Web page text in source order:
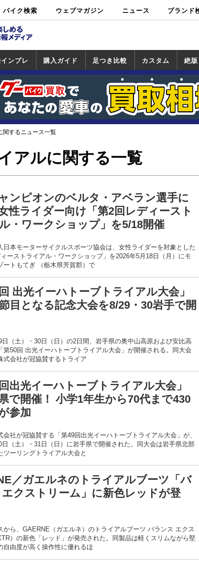
バイク検索
中古バイ
ク・新車検
カタログ検
索
ショップ検
索
ウェブマガジン ニュース ブランド
ンプレ
インプレ
ダ
ハ
キ
サキ
レー
イアンフ
カティ
購入ガイド
一覧
足つき比較 カスタム
カスタム
一覧
ホンダ
ヤマハ
スズキ
カワサキ
絶
絶
一覧
ホ
ヤ
ス
カ
道の駅調査隊
ツーリング
日本の道50選
国道めぐり
林道ツーリン
関するニュース一覧
アルに関する一覧
ンピオンのベルタ・アベラン選手に
性ライダー向け「第2回レディースト
・ワークショップ」を5/18開催
日本モーターサイクルスポーツ協会は、女性ライダーを対象とした
ィーストライアル・ワークショップ」を2026年5月18日（月）にモ
ートもてぎ （栃木県芳賀郡）で
回 出光イーハトーブトライアル大会」
目となる記念大会を8/29・30岩手で開
日（土）・30日（日）の2日間、岩手県の奥中山高原および安比高
第50回 出光イーハトーブトライアル大会」が開催される。同大会
式会社が冠協賛するトライア
回出光イーハトーブトライアル大会」
で開催！ 小学1年生から70代まで430
参加
会社が冠協賛する「第49回出光イーハトーブトライアル大会」が、
日（土）・31日（日）に岩手県で開催された。同大会は岩手県北部
ツーリングトライアル大会と
／ガエルネのトライアルブーツ「バ
クストリーム」に新色レッドが登
から、GAERNE（ガエルネ）のトライアルブーツ バランス エクス
）の新色「レッド」が発売された。同製品は軽くスリムながら堅
自由度が高く操作性に優れるほ